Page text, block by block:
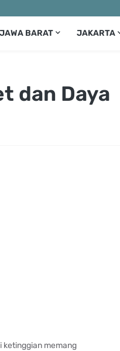
JAWA BARAT JAKARTA
dan Daya
memang